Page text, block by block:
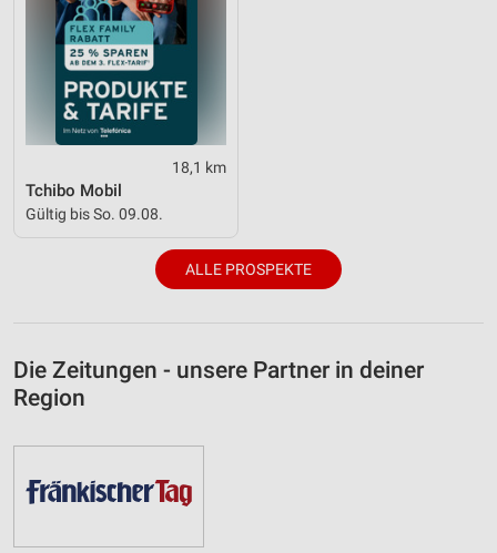
18,1 km
Tchibo Mobil
Gültig bis So. 09.08.
ALLE PROSPEKTE
Die Zeitungen - unsere Partner in deiner
Region